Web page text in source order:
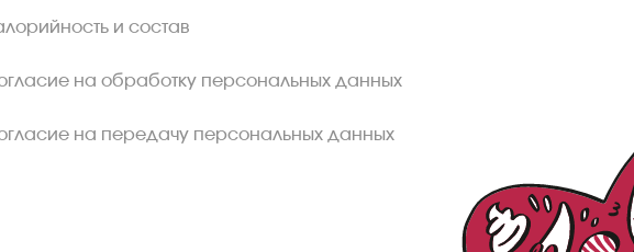
и состав
на обработку персональных данных
на передачу персональных данных